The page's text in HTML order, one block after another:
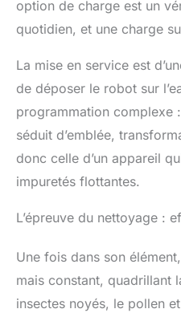
option de charge est un
quotidien, et une charge
La mise en service est
de déposer le robot sur
programmation complexe :
séduit d’emblée,
donc celle d’un appareil
impuretés flottantes.
L’épreuve du nettoyage :
Une fois dans son
mais constant, quadrillant
insectes noyés, le pollen